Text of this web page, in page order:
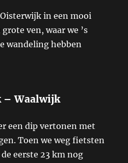
in een mooi
ven, waar we ’s
wandeling hebben
– Waalwijk
een dip vertonen met
Toen we weg fietsten
eerste 23 km nog